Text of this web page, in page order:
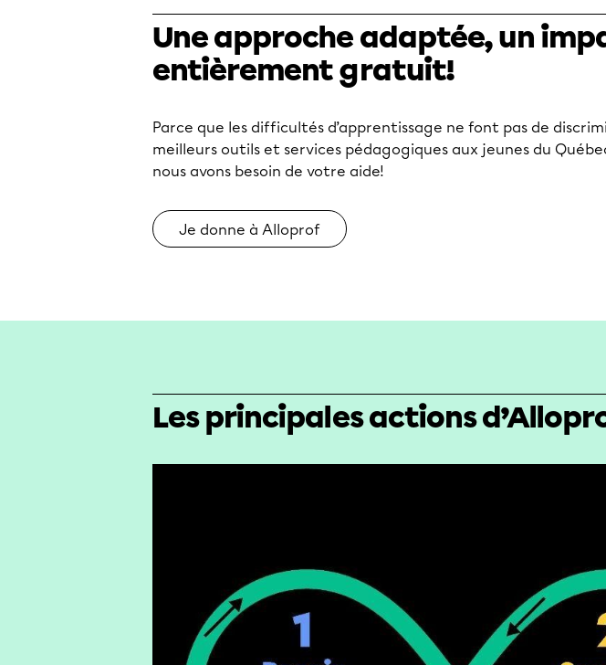
Une approche adaptée, un
entièrement gratuit!
Parce que les difficultés d’apprentissage ne font pas de
meilleurs outils et services pédagogiques aux jeunes du
nous avons besoin de votre aide!
Je donne à Alloprof
Les principales actions